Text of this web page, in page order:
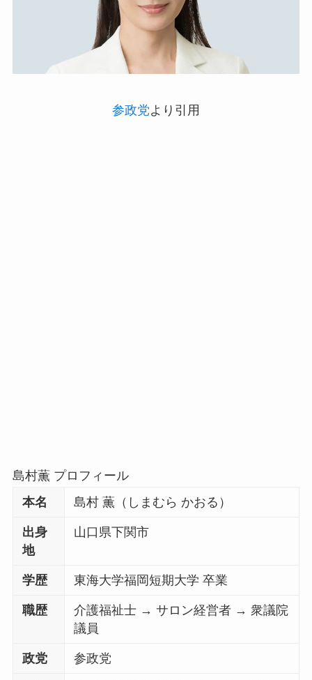
参政党より引用
島村薫 プロフィール
本名
島村 薫（しまむら かおる）
出身
地
山口県下関市
学歴 東海大学福岡短期大学 卒業
職歴
介護福祉士 → サロン経営者 → 衆議院
議員
政党 参政党